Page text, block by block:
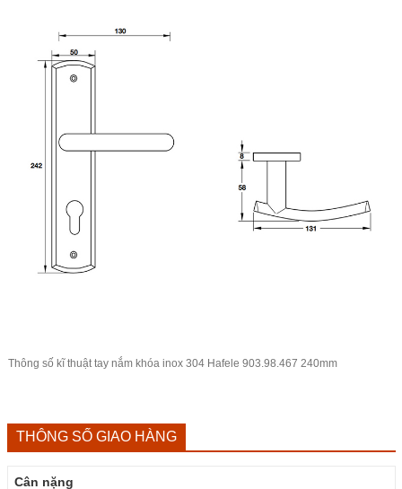
Thông số kĩ thuật tay nắm khóa inox 304 Hafele 903.98.467 240mm
THÔNG SỐ GIAO HÀNG
Cân nặng